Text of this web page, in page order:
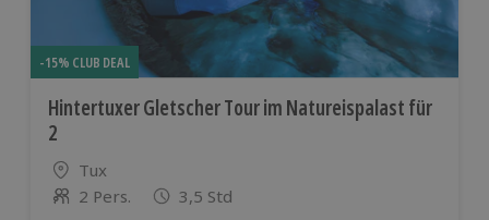
-15% CLUB DEAL
Hintertuxer Gletscher Tour im Natureispalast für
2
Standort
Tux
Anzahl der Teilnehmer
2 Pers. 3,5 Std